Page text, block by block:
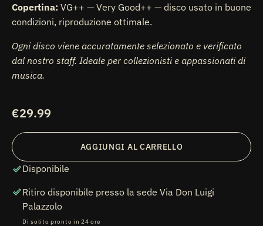
Copertina: VG++ — Very Good++ — disco usato in buone
condizioni, riproduzione ottimale.
Ogni disco viene accuratamente selezionato e verificato
dal nostro staff. Ideale per collezionisti e appassionati di
musica.
Prezzo
listino
€29.99
AGGIUNGI AL CARRELLO
Disponibile
Ritiro disponibile presso la sede Via Don Luigi
Palazzolo
Di solito pronto in 24 ore